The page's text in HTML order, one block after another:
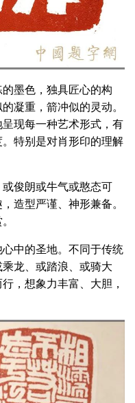
墨色，独具匠心的构
凝重，箭冲似的灵动。
现每一种艺术形式，有
特别是对肖形印的理解
俊朗或牛气或憨态可
造型严谨、神形兼备。
中的圣地。不同于传统
龙、或踏浪、或骑大
，想象力丰富、大胆，